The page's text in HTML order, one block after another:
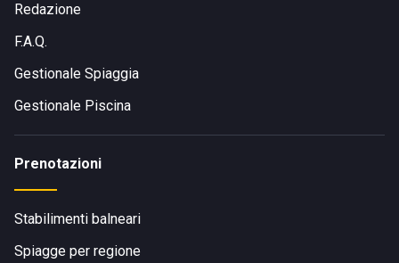
Redazione
F.A.Q.
Gestionale Spiaggia
Gestionale Piscina
Prenotazioni
Stabilimenti balneari
Spiagge per regione